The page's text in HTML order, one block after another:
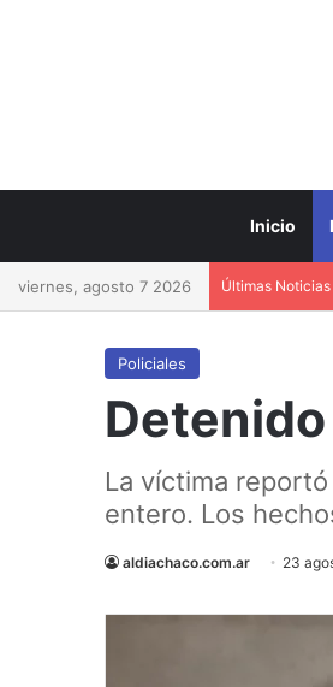
Inicio
viernes, agosto 7 2026 Últimas Noticias
Policiales
La víctima
entero. Los
aldiachaco.com.ar 23